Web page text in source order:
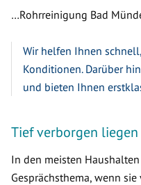
…Rohrreinigung Bad
Wir helfen Ihnen
Konditionen. Darüber
und bieten Ihnen
Tief verborgen
In den meisten
Gesprächsthema, wenn